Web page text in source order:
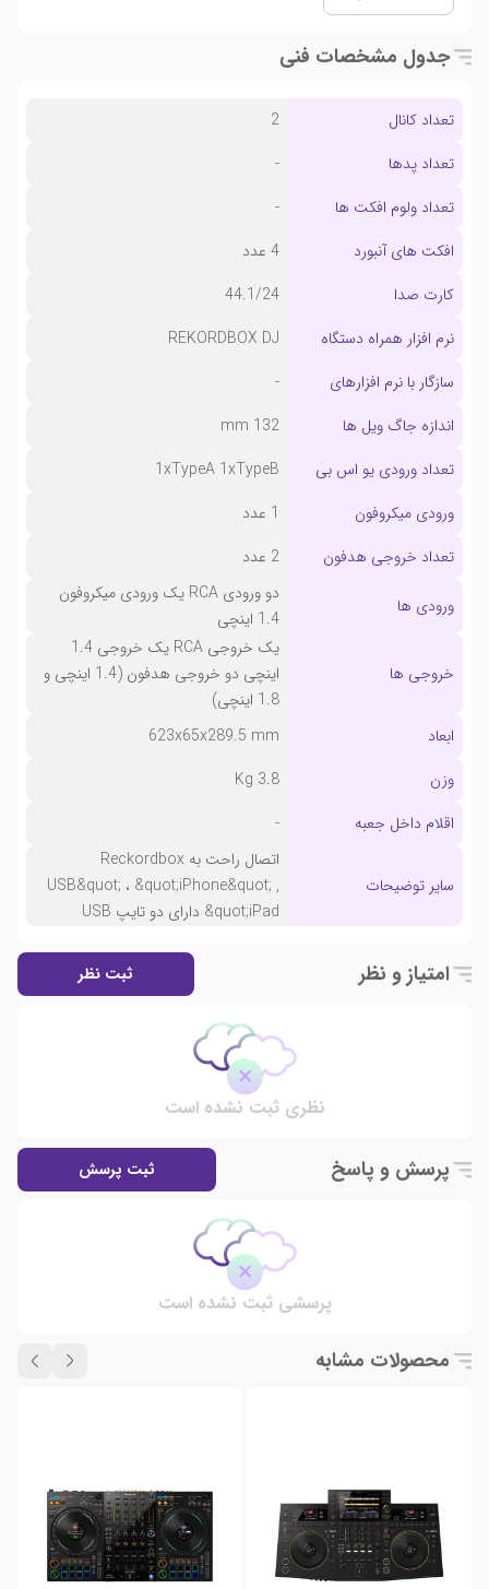
جدول مشخصات فنی
تعداد کانال
2
تعداد پدها
-
تعداد ولوم افکت ها
-
افکت های آنبورد
4 عدد
کارت صدا
44.1/24
نرم افزار همراه دستگاه
REKORDBOX DJ
سازگار با نرم افزارهای
-
اندازه جاگ ویل ها
132 mm
تعداد ورودی یو اس بی
1xTypeA 1xTypeB
ورودی میکروفون
1 عدد
تعداد خروجی هدفون
2 عدد
ورودی ها
دو ورودی RCA یک ورودی میکروفون
1.4 اینچی
خروجی ها
یک خروجی RCA یک خروجی 1.4
اینچی دو خروجی هدفون (1.4 اینچی و
1.8 اینچی)
ابعاد
623x65x289.5 mm
وزن
3.8 Kg
اقلام داخل جعبه
-
سایر توضیحات
اتصال راحت به Reckordbox
USB&quot; ، &quot;iPhone&quot; ,
&quot;iPad دارای دو تایپ USB
امتیاز و نظر ثبت نظر
نظری ثبت نشده است
پرسش و پاسخ ثبت پرسش
پرسشی ثبت نشده است
محصولات مشابه